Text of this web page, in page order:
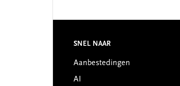
Interactions
Footer
SNEL NAAR
Aanbestedingen
AI